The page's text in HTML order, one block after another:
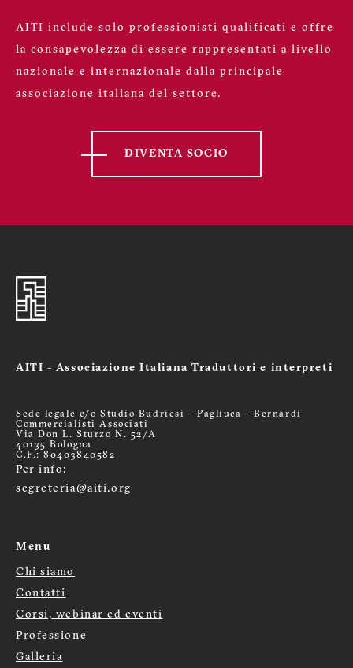
AITI include solo professionisti qualificati e offre
la consapevolezza di essere rappresentati a livello
nazionale e internazionale dalla principale
associazione italiana del settore.
DIVENTA SOCIO
AITI - Associazione Italiana Traduttori e interpreti
Sede legale c/o Studio Budriesi - Pagliuca - Bernardi
Commercialisti Associati
Via Don L. Sturzo N. 52/A
40135 Bologna
C.F.: 80403840582
Per info:
segreteria@aiti.org
Menu
Menù
footer
Chi siamo
Contatti
Corsi, webinar ed eventi
Professione
Galleria